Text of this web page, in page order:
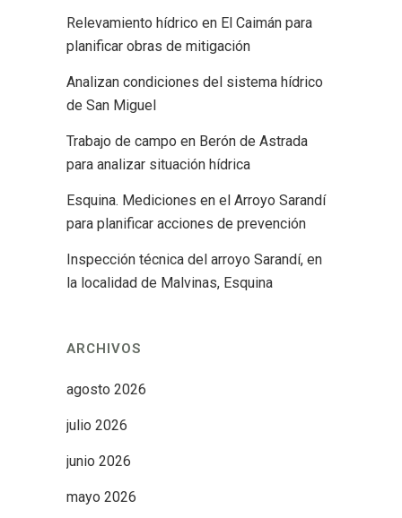
Relevamiento hídrico en El Caimán para
planificar obras de mitigación
Analizan condiciones del sistema hídrico
de San Miguel
Trabajo de campo en Berón de Astrada
para analizar situación hídrica
Esquina. Mediciones en el Arroyo Sarandí
para planificar acciones de prevención
Inspección técnica del arroyo Sarandí, en
la localidad de Malvinas, Esquina
ARCHIVOS
agosto 2026
julio 2026
junio 2026
mayo 2026